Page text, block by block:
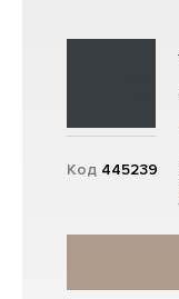
Код 445239